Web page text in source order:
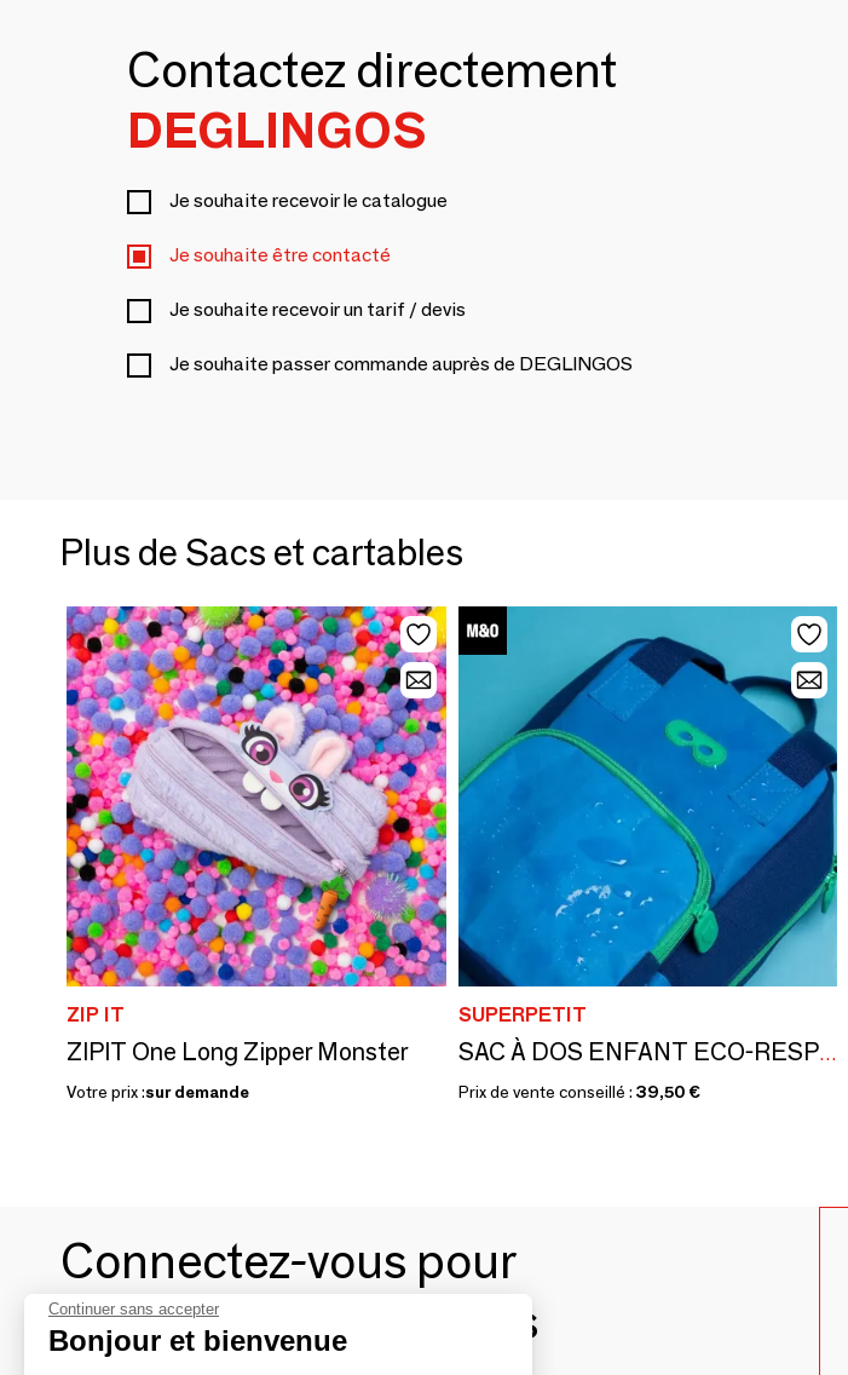
Contactez directement
DEGLINGOS
Je souhaite recevoir le catalogue
Je souhaite être contacté
Je souhaite recevoir un tarif / devis
Je souhaite passer commande auprès de DEGLINGOS
Plus de Sacs et cartables
ZIP IT
ZIPIT One Long Zipper Monster
Votre prix :sur demande
SUPERPETIT
SAC À DOS ENFANT ECO-RESPONSABLE – BLEU MARINE
Prix de vente conseillé : 39,50 €
Connectez-vous pour
contacter les marques
Continuer sans accepter
Bonjour et bienvenue